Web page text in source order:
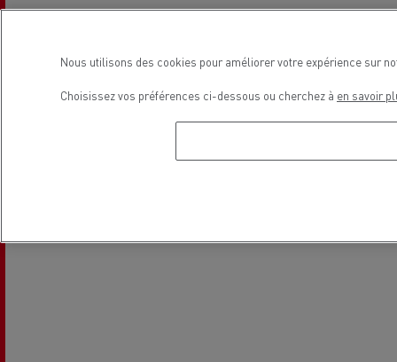
Nous utilisons des cookies pour améliorer votre expérience sur
Choisissez vos préférences ci-dessous ou cherchez à en savoir